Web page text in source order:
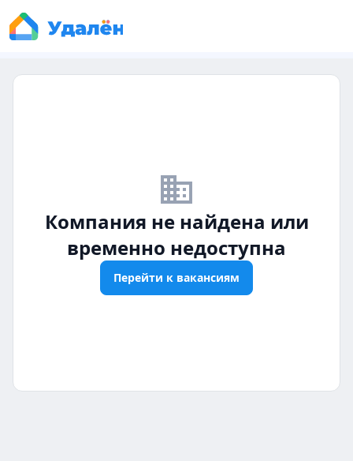
business_off
Компания не найдена или
временно недоступна
Перейти к вакансиям